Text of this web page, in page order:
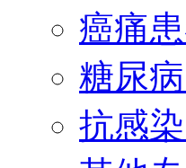
癌痛
糖尿
抗感